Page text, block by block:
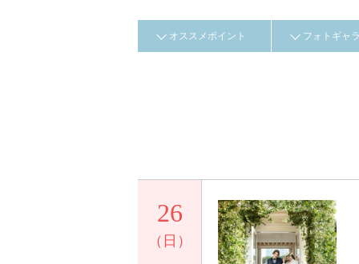
オススメポイント フォトギャ
26
（日）